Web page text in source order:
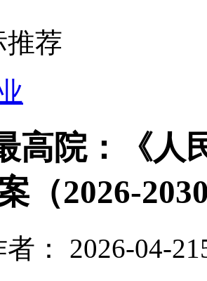
推荐
高院：《人
（2026-
： 2026-04-21